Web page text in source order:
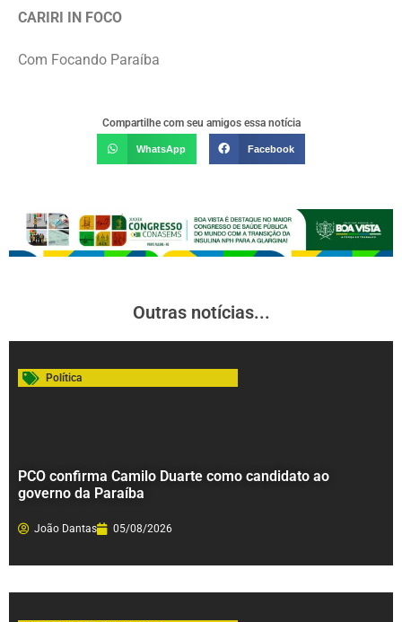
CARIRI IN FOCO
Com Focando Paraíba
Compartilhe com seu amigos essa notícia
WhatsApp Facebook
Outras notícias...
Política
PCO confirma Camilo Duarte como candidato ao
governo da Paraíba
João Dantas 05/08/2026